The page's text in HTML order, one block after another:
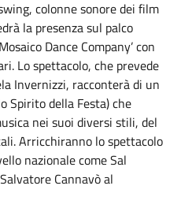
colonne sonore dei film
la presenza sul palco
Dance Company’ con
Lo spettacolo, che prevede
Invernizzi, racconterà di un
Spirito della Festa) che
nei suoi diversi stili, del
Arricchiranno lo spettacolo
nazionale come Sal
Cannavò al